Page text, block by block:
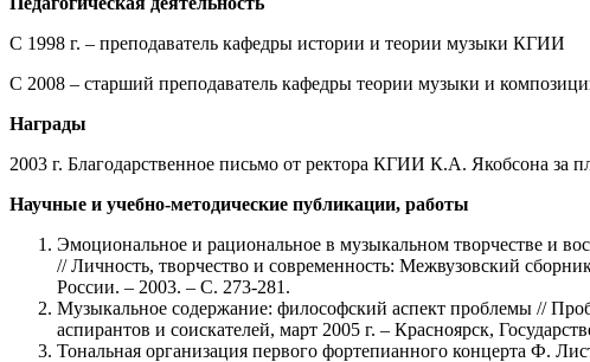
С 1998 г. – преподаватель кафедры истории и теории музыки КГИИ
С 2008 – старший преподаватель кафедры теории музыки и
Награды
2003 г. Благодарственное письмо от ректора КГИИ К.А. Якобсона за
Научные и учебно-методические публикации, работы
Эмоциональное и рациональное в музыкальном творчестве и
// Личность, творчество и современность: Межвузовский
России. – 2003. – С. 273-281.
Музыкальное содержание: философский аспект проблемы //
аспирантов и соискателей, март 2005 г. – Красноярск,
Тональная организация первого фортепианного концерта Ф.